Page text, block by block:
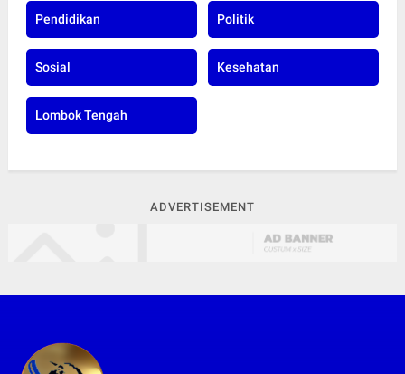
Pendidikan Politik
Sosial Kesehatan
Lombok Tengah
ADVERTISEMENT